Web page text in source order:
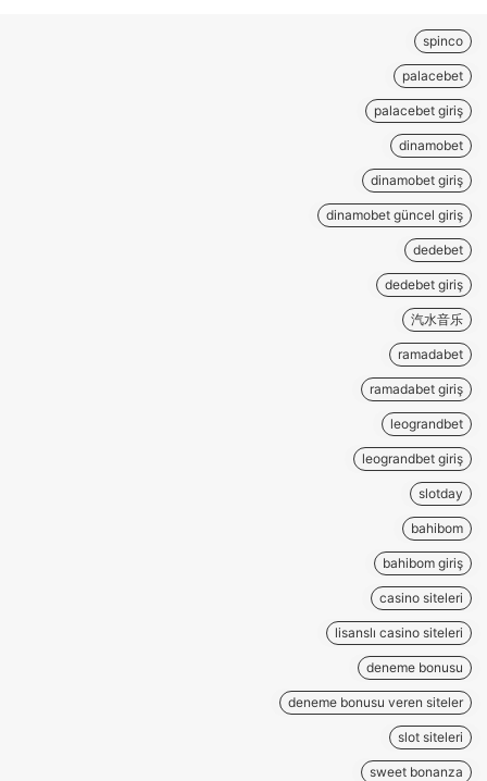
spinco
palacebet
palacebet giriş
dinamobet
dinamobet giriş
dinamobet güncel giriş
dedebet
dedebet giriş
汽水音乐
ramadabet
ramadabet giriş
leograndbet
leograndbet giriş
slotday
bahibom
bahibom giriş
casino siteleri
lisanslı casino siteleri
deneme bonusu
deneme bonusu veren siteler
slot siteleri
sweet bonanza